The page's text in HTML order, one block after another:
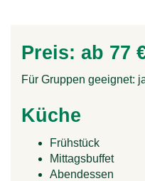
Preis: ab 77
Für Gruppen geeignet:
Küche
Frühstück
Mittagsbuffet
Abendessen